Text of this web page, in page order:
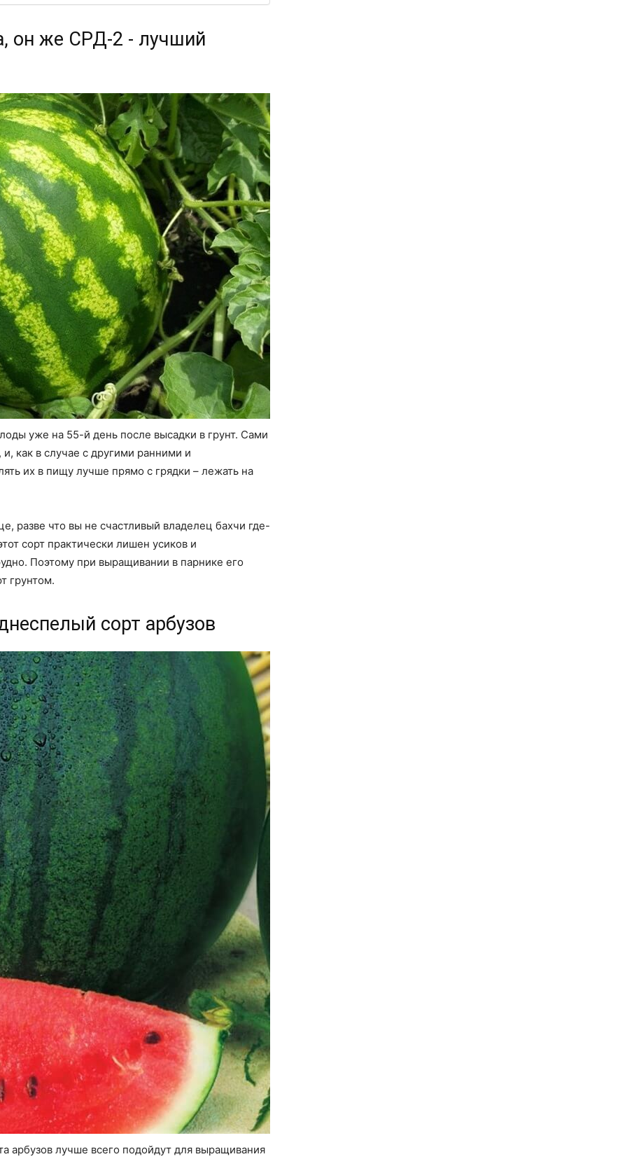
он же СРД-2 - лучший
уже на 55-й день после высадки в грунт. Сами
как в случае с другими ранними и
их в пищу лучше прямо с грядки – лежать на
разве что вы не счастливый владелец бахчи где-
сорт практически лишен усиков и
Поэтому при выращивании в парнике его
грунтом.
сорт арбузов
арбузов лучше всего подойдут для выращивания